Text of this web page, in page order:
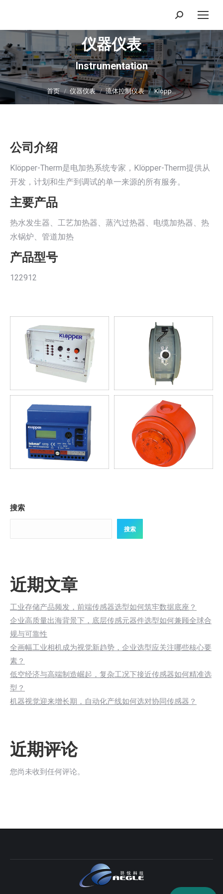
搜
索：
仪器仪表
Instrumentation
你在这里：
首页 仪器仪表 流体控制仪表 Klopp…
公司介绍
Klöpper-Therm是电加热系统专家，Klöpper-Therm提供从
开发，计划和生产到调试的单一来源的所有服务。
主要产品
热水发生器、工艺加热器、蒸汽过热器、电缆加热器、热
水锅炉、管道加热
产品型号
122912
搜索
搜索
近期文章
工业存储产品频发，前端传感器选型如何筑牢数据底座？
企业高质量出海背景下，底层传感元器件选型如何兼顾全球合
规与可靠性
全画幅工业相机成为视觉新趋势，企业选型应关注哪些核心要
素？
低空经济与高端制造崛起，复杂工况下接近传感器如何精准选
型？
机器视觉迎来增长期，自动化产线如何选对协同传感器？
近期评论
您尚未收到任何评论。